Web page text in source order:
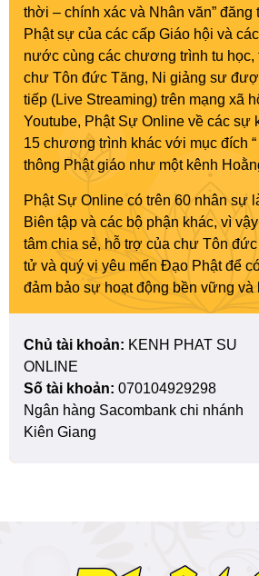
thời – chính xác và Nhân văn” đăng
Phật sự của các cấp Giáo hội và
nước cùng các chương trình tu học,
chư Tôn đức Tăng, Ni giảng sư
tiếp (Live Streaming) trên mạng xã
Youtube, Phật Sự Online về các sự
15 chương trình khác với mục đích
thông Phật giáo như một kênh
Phật Sự Online có trên 60 nhân sự
Biên tập và các bộ phận khác, vì
tâm chia sẻ, hỗ trợ của chư Tôn
tử và quý vị yêu mến Đạo Phật để
đảm bảo sự hoạt động bền vững và
Chủ tài khoản: KENH PHAT SU
ONLINE
Số tài khoản: 070104929298
Ngân hàng Sacombank chi nhánh
Kiên Giang